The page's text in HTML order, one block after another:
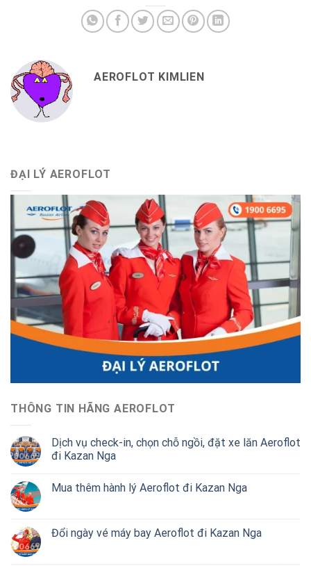
AEROFLOT KIMLIEN
ĐẠI LÝ AEROFLOT
THÔNG TIN HÃNG AEROFLOT
Dịch vụ check-in, chọn chỗ ngồi, đặt xe lăn Aeroflot
đi Kazan Nga
Mua thêm hành lý Aeroflot đi Kazan Nga
Đổi ngày vé máy bay Aeroflot đi Kazan Nga